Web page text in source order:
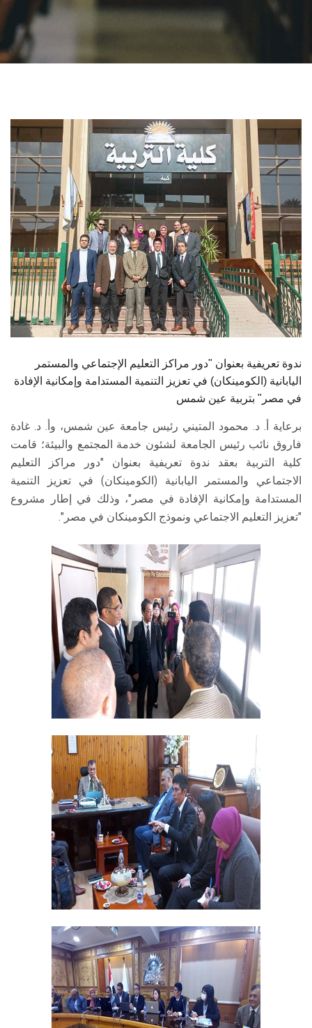
الإعلام
تواصل معنا
هيئة التدريس
الدراسات العليا
الخريجين
الموظفون
الزائـرون
سجل الان
ندوة تعريفية بعنوان "دور مراكز التعليم الإجتماعي والمستمر
اليابانية (الكومينكان) في تعزيز التنمية المستدامة وإمكانية الإفادة
في مصر" بتربية عين شمس
برعاية أ. د. محمود المتيني رئيس جامعة عين شمس، وأ. د. غادة
فاروق نائب رئيس الجامعة لشئون خدمة المجتمع والبيئة؛ قامت
كلية التربية بعقد ندوة تعريفية بعنوان "دور مراكز التعليم
الاجتماعي والمستمر اليابانية (الكومينكان) في تعزيز التنمية
المستدامة وإمكانية الإفادة في مصر"، وذلك في إطار مشروع
"تعزيز التعليم الاجتماعي ونموذج الكومينكان في مصر".